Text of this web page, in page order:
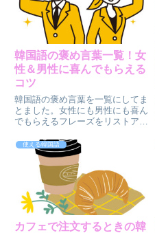
韓国語の褒め言葉一覧！女
性＆男性に喜んでもらえる
コツ
韓国語の褒め言葉を一覧にしてま
とました。女性にも男性にも喜ん
でもらえるフレーズをリストアッ
えるポイントもあわせてチェック
してみてくださいね。韓国語の褒
め言葉を覚えて褒め上手を目指し
ましょう♪
使える韓国語
カフェで注文するときの韓